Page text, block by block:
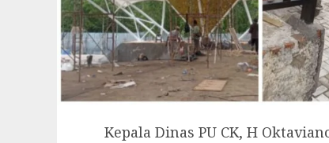
Kepala Dinas PU CK, H